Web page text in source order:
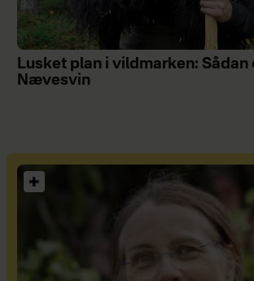
Lusket plan i vildmarken:
Nævesvin